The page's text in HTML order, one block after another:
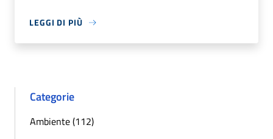
LEGGI DI PIÙ
Categorie
Ambiente (112)